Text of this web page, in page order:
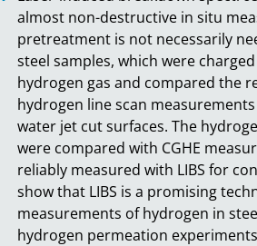
almost non-destructive in situ
pretreatment is not necessarily
steel samples, which were
hydrogen gas and compared the
hydrogen line scan
water jet cut surfaces. The
were compared with CGHE
reliably measured with LIBS for
show that LIBS is a promising
measurements of hydrogen in
hydrogen permeation